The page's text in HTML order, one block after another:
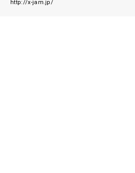
http://x-jam.jp/